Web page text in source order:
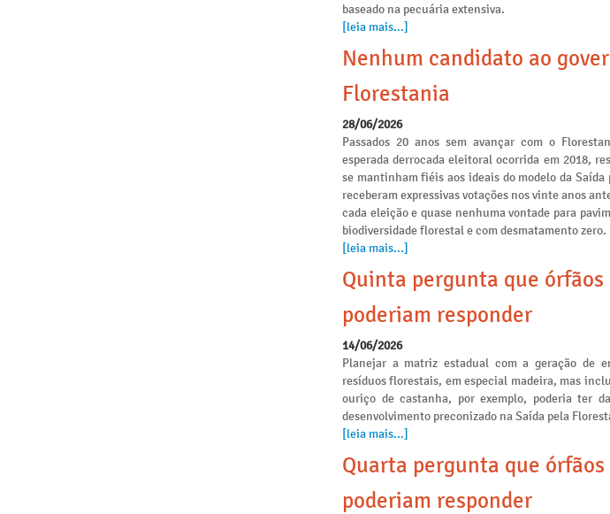
baseado na pecuária extensiva.
[leia mais...]
Nenhum candidato ao
Florestania
28/06/2026
Passados 20 anos sem avançar com o
esperada derrocada eleitoral ocorrida em 2018,
se mantinham fiéis aos ideais do modelo da
receberam expressivas votações nos vinte anos
cada eleição e quase nenhuma vontade para
biodiversidade florestal e com desmatamento zero.
[leia mais...]
Quinta pergunta que
poderiam responder
14/06/2026
Planejar a matriz estadual com a geração de
resíduos florestais, em especial madeira, mas
ouriço de castanha, por exemplo, poderia ter
desenvolvimento preconizado na Saída pela
[leia mais...]
Quarta pergunta que
poderiam responder